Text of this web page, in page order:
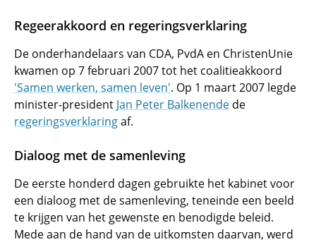
Regeerakkoord en regeringsverklaring
De onderhandelaars van CDA, PvdA en ChristenUnie
kwamen op 7 februari 2007 tot het coalitieakkoord
'Samen werken, samen leven'. Op 1 maart 2007 legde
minister-president Jan Peter Balkenende de
regeringsverklaringaf.
Dialoog met de samenleving
De eerste honderd dagen gebruikte het kabinet voor
een dialoog met de samenleving, teneinde een beeld
te krijgen van het gewenste en benodigde beleid.
Mede aan de hand van de uitkomsten daarvan, werd